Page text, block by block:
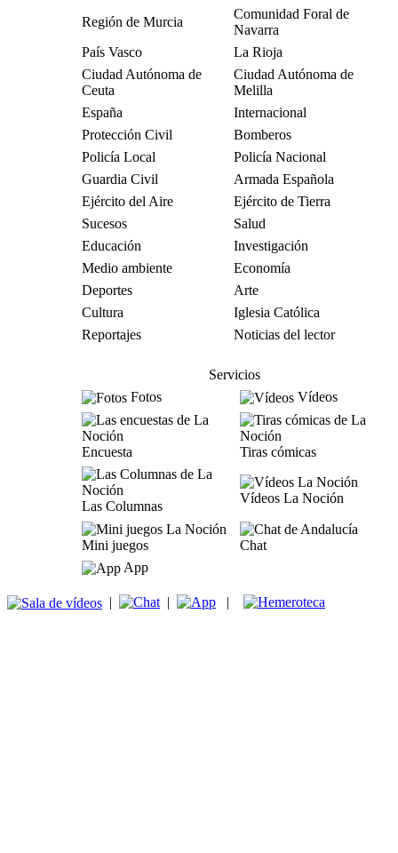
Región de Murcia
Comunidad Foral de
Navarra
País Vasco
La Rioja
Ciudad Autónoma de
Ceuta
Ciudad Autónoma de
Melilla
España
Internacional
Protección Civil
Bomberos
Policía Local
Policía Nacional
Guardia Civil
Armada Española
Ejército del Aire
Ejército de Tierra
Sucesos
Salud
Educación
Investigación
Medio ambiente
Economía
Deportes
Arte
Cultura
Iglesia Católica
Reportajes
Noticias del lector
Servicios
Fotos
Vídeos
Encuesta Tiras cómicas
Las Columnas
Vídeos La Noción
Mini juegos
Chat
App
| | |